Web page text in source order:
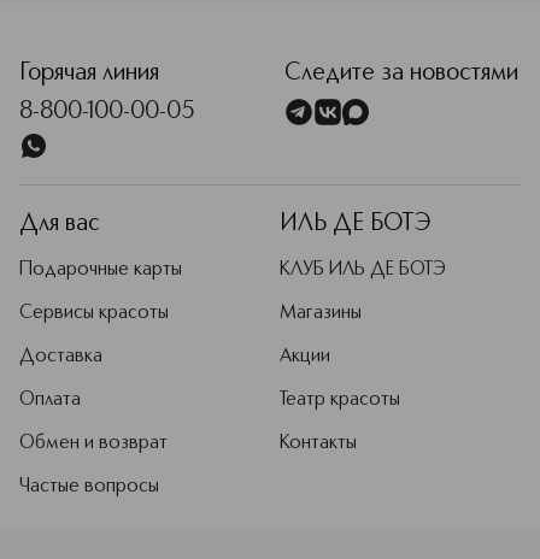
Горячая линия
8-800-100-00-05
Следите за новостями
Для вас
Подарочные карты
Сервисы красоты
Доставка
Оплата
Обмен и возврат
Частые вопросы
ИЛЬ ДЕ БОТЭ
КЛУБ ИЛЬ ДЕ БОТЭ
Магазины
Акции
Театр красоты
Контакты